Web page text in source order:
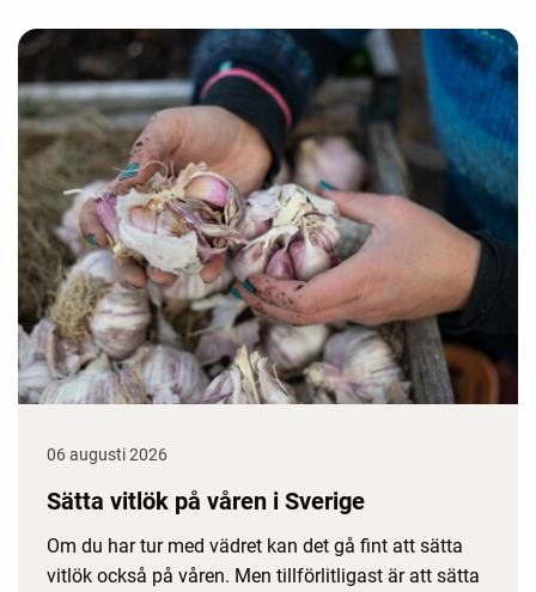
06 augusti 2026
Sätta vitlök på våren i Sverige
Om du har tur med vädret kan det gå fint att sätta
vitlök också på våren. Men tillförlitligast är att sätta